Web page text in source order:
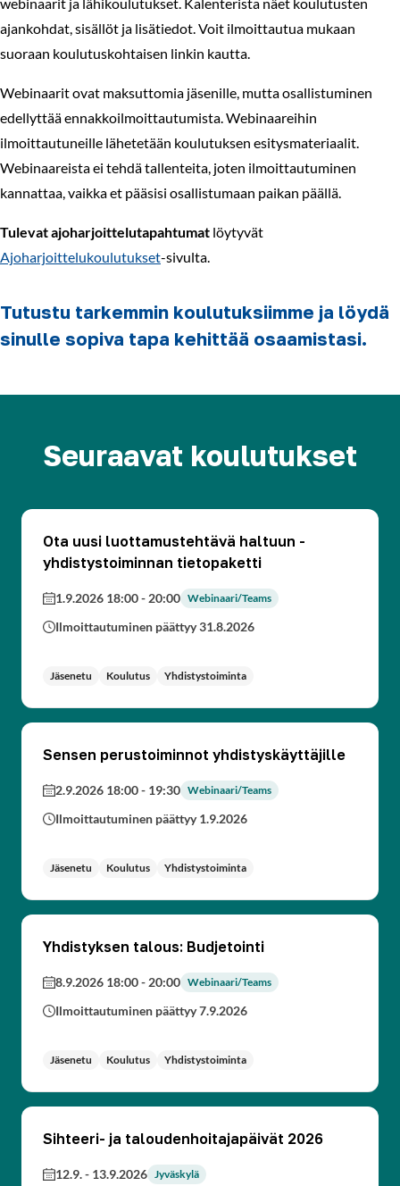
ajankohdat, sisällöt ja lisätiedot. Voit ilmoittautua mukaan
suoraan koulutuskohtaisen linkin kautta.
Webinaarit ovat maksuttomia jäsenille, mutta osallistuminen
edellyttää ennakkoilmoittautumista. Webinaareihin
ilmoittautuneille lähetetään koulutuksen esitysmateriaalit.
Webinaareista ei tehdä tallenteita, joten ilmoittautuminen
kannattaa, vaikka et pääsisi osallistumaan paikan päällä.
Tulevat ajoharjoittelutapahtumat löytyvät
Ajoharjoittelukoulutukset-sivulta.
Tutustu tarkemmin koulutuksiimme ja löydä
sinulle sopiva tapa kehittää osaamistasi.
Seuraavat koulutukset
Ota uusi luottamustehtävä haltuun -
yhdistystoiminnan tietopaketti
1.9.2026 18:00- 20:00 Webinaari/Teams
Ilmoittautuminen päättyy 31.8.2026
Jäsenetu Koulutus Yhdistystoiminta
Sensen perustoiminnot yhdistyskäyttäjille
2.9.2026 18:00- 19:30 Webinaari/Teams
Ilmoittautuminen päättyy 1.9.2026
Jäsenetu Koulutus Yhdistystoiminta
Yhdistyksen talous: Budjetointi
8.9.2026 18:00- 20:00 Webinaari/Teams
Ilmoittautuminen päättyy 7.9.2026
Jäsenetu Koulutus Yhdistystoiminta
Sihteeri- ja taloudenhoitajapäivät 2026
12.9.- 13.9.2026 Jyväskylä